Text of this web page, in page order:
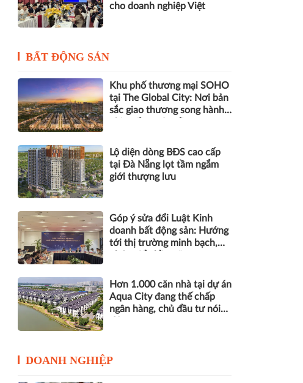
cho doanh nghiệp Việt
BẤT ĐỘNG SẢN
Khu phố thương mại SOHO
tại The Global City: Nơi bản
sắc giao thương song hành
Lộ diện dòng BĐS cao cấp
tại Đà Nẵng lọt tầm ngắm
giới thượng lưu
Góp ý sửa đổi Luật Kinh
doanh bất động sản: Hướng
tới thị trường minh bạch,
Hơn 1.000 căn nhà tại dự án
Aqua City đang thế chấp
ngân hàng, chủ đầu tư nói
DOANH NGHIỆP